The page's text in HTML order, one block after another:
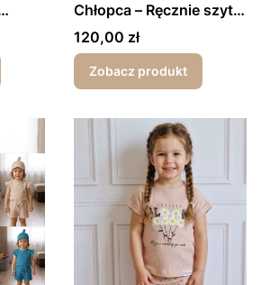
Chłopca – Ręcznie szyty
w Polsce
Cena
120,00 zł
Zobacz produkt